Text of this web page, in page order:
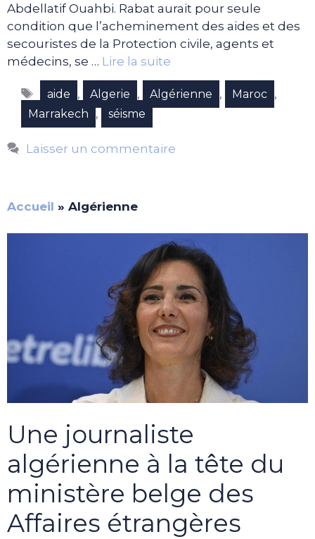
Abdellatif Ouahbi. Rabat aurait pour seule
condition que l’acheminement des aides et des
secouristes de la Protection civile, agents et
médecins, se … Lire la suite
Étiquettes
aide , Algerie , Algérienne , Maroc ,
Marrakech , séisme
Laisser un commentaire
Accueil » Algérienne
Une journaliste
algérienne à la tête du
ministère belge des
Affaires étrangères